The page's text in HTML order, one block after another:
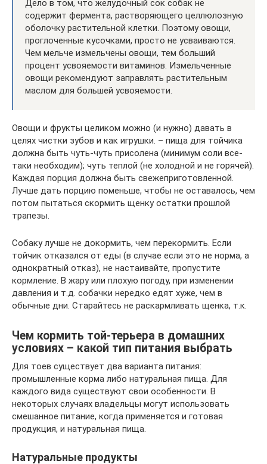
Дело в том, что желудочный сок собак не
содержит фермента, растворяющего целлюлозную
оболочку растительной клетки. Поэтому овощи,
проглоченные кусочками, просто не усваиваются.
Чем мельче измельчены овощи, тем больший
процент усвояемости витаминов. Измельченные
овощи рекомендуют заправлять растительным
маслом для большей усвояемости.
Овощи и фрукты целиком можно (и нужно) давать в
целях чистки зубов и как игрушки. – пища для тойчика
должна быть чуть-чуть присолена (минимум соли все-
таки необходим); чуть теплой (не холодной и не горячей).
Каждая порция должна быть свежеприготовленной.
Лучше дать порцию поменьше, чтобы не оставалось, чем
потом пытаться скормить щенку остатки прошлой
трапезы.
Собаку лучше не докормить, чем перекормить. Если
тойчик отказался от еды (в случае если это не норма, а
однократный отказ), не настаивайте, пропустите
кормление. В жару или плохую погоду, при изменении
давления и т.д. собачки нередко едят хуже, чем в
обычные дни. Старайтесь не раскармливать щенка, т.к.
Чем кормить той-терьера в домашних
условиях – какой тип питания выбрать
Для тоев существует два варианта питания:
промышленные корма либо натуральная пища. Для
каждого вида существуют свои особенности. В
некоторых случаях владельцы могут использовать
смешанное питание, когда применяется и готовая
продукция, и натуральная пища.
Натуральные продукты